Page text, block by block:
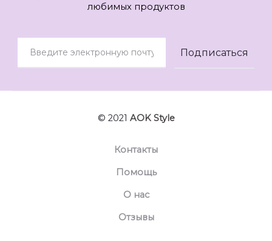
любимых продуктов
© 2021 AOK Style
Контакты
Помощь
О нас
Отзывы